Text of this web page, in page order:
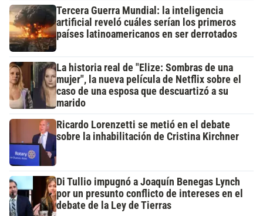
Tercera Guerra Mundial: la inteligencia
artificial reveló cuáles serían los primeros
países latinoamericanos en ser derrotados
La historia real de "Elize: Sombras de una
mujer", la nueva película de Netflix sobre el
caso de una esposa que descuartizó a su
marido
Ricardo Lorenzetti se metió en el debate
sobre la inhabilitación de Cristina Kirchner
Di Tullio impugnó a Joaquín Benegas Lynch
por un presunto conflicto de intereses en el
debate de la Ley de Tierras